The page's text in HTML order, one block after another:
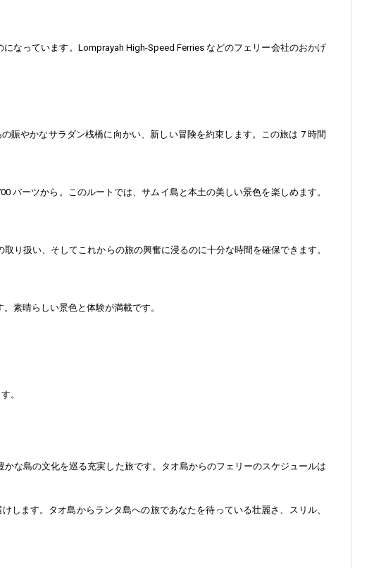
なっています。Lomprayah High-Speed Ferries などのフェリー会社のおかげ
賑やかなサラダン桟橋に向かい、新しい冒険を約束します。この旅は 7 時間
バーツから。このルートでは、サムイ島と本土の美しい景色を楽しめます。
り扱い、そしてこれからの旅の興奮に浸るのに十分な時間を確保できます。
素晴らしい景色と体験が満載です。
。
な島の文化を巡る充実した旅です。タオ島からのフェリーのスケジュールは
ます。タオ島からランタ島への旅であなたを待っている壮麗さ、スリル、